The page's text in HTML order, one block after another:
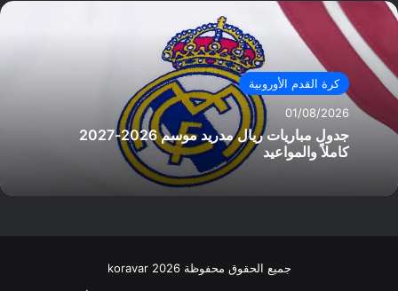
كرة القدم الأوروبية
01/08/2026
جدول مباريات ريال مدريد موسم 2026-2027
كاملاً والمواعيد
جميع الحقوق محفوظة koravar 2026